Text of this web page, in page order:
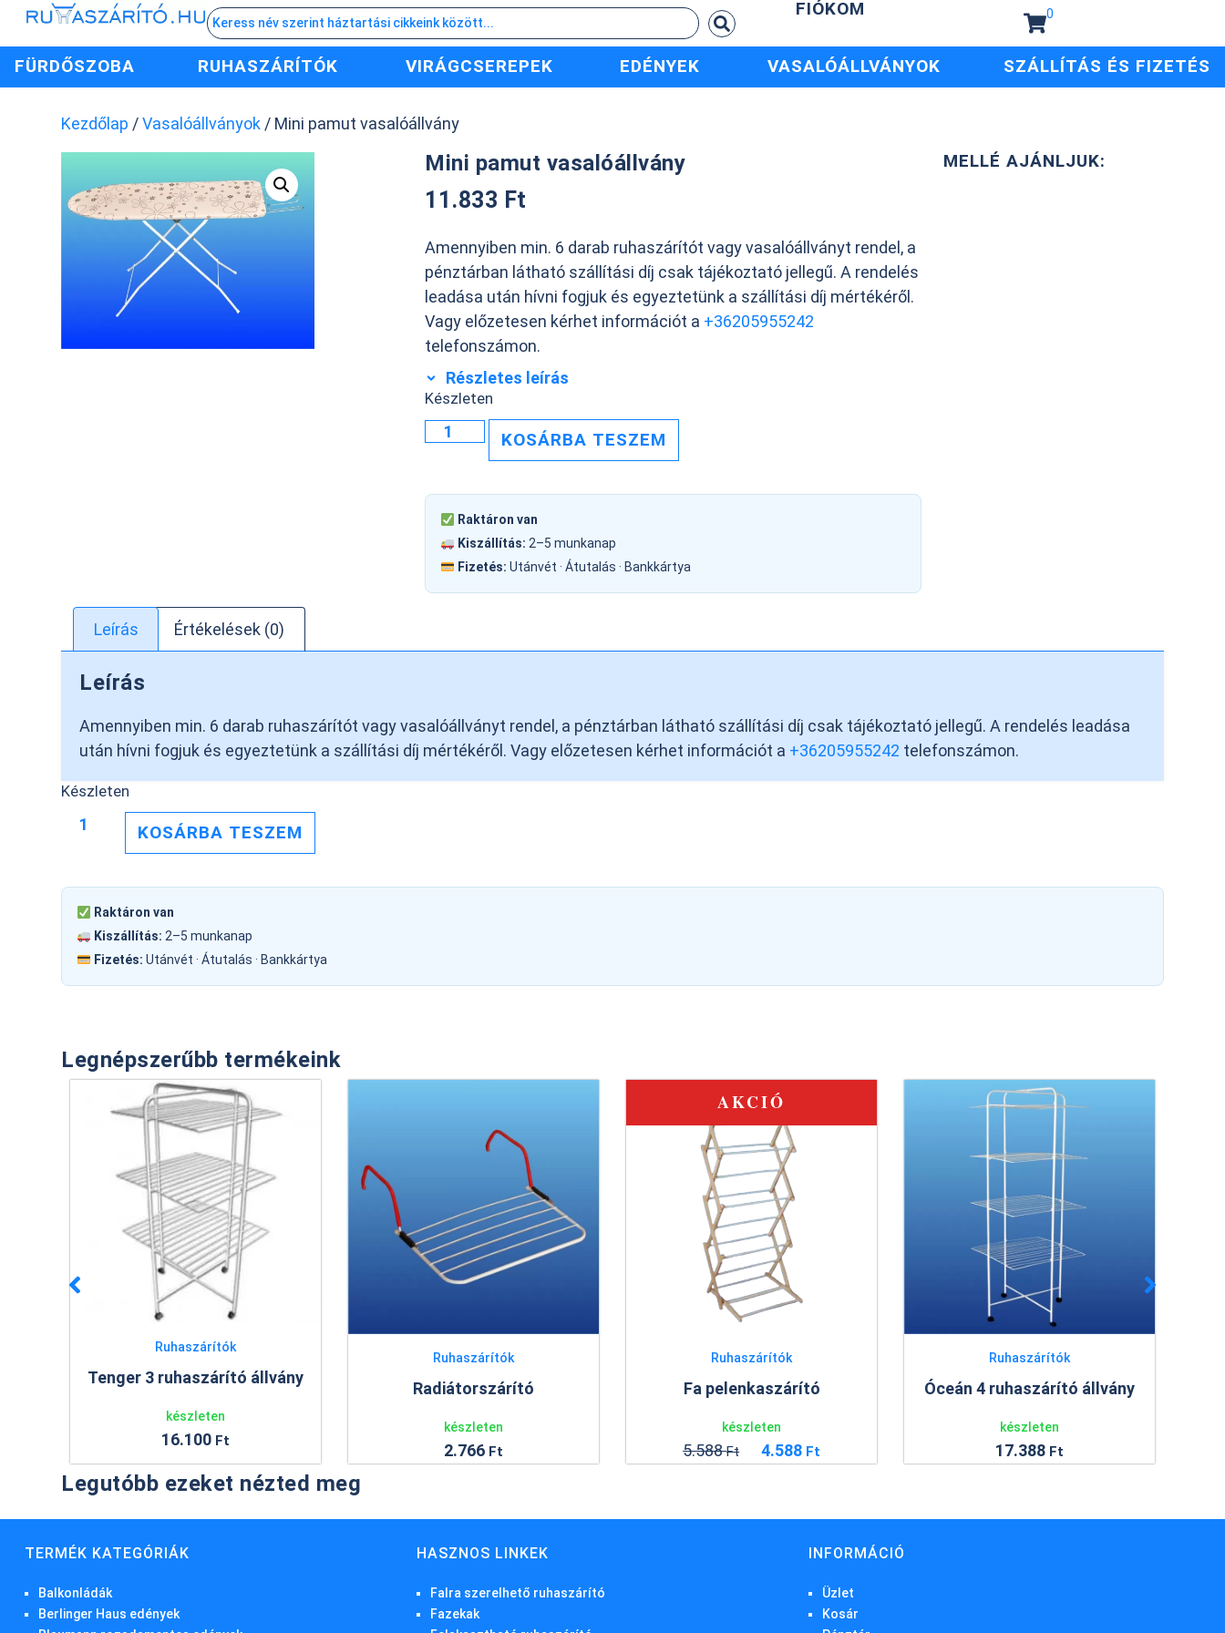
FIÓKOM 0
FÜRDŐSZOBA RUHASZÁRÍTÓK VIRÁGCSEREPEK EDÉNYEK VASALÓÁLLVÁNYOK SZÁLLÍTÁS ÉS FIZETÉS
Kezdőlap /Vasalóállványok / Mini pamut vasalóállvány
Mini pamut vasalóállvány
11.833 Ft
Amennyiben min. 6 darab ruhaszárítót vagy vasalóállványt rendel, a
pénztárban látható szállítási díj csak tájékoztató jellegű. A rendelés
leadása után hívni fogjuk és egyeztetünk a szállítási díj mértékéről.
Vagy előzetesen kérhet információt a +36205955242
telefonszámon.
Részletes leírás
Készleten
KOSÁRBA TESZEM
Raktáron van
Kiszállítás: 2–5 munkanap
Fizetés: Utánvét · Átutalás · Bankkártya
MELLÉ AJÁNLJUK:
Leírás Értékelések (0)
Leírás
Amennyiben min. 6 darab ruhaszárítót vagy vasalóállványt rendel, a pénztárban látható szállítási díj csak tájékoztató jellegű. A rendelés leadása
után hívni fogjuk és egyeztetünk a szállítási díj mértékéről. Vagy előzetesen kérhet információt a +36205955242 telefonszámon.
Készleten
KOSÁRBA TESZEM
Raktáron van
Kiszállítás: 2–5 munkanap
Fizetés: Utánvét · Átutalás · Bankkártya
Legnépszerűbb termékeink
Radiátorszárító
2.766
Ruhaszárítók
Fa pelenkaszárító
készleten
5.588 Ft
Ruhaszárítók
Óceán 4 ruhaszárító állvány
készleten
17.388Ft
Műanyag virágcserepek
Ravenna virágcserép 12 cm
készleten
146
Legutóbb ezeket nézted meg
TERMÉK KATEGÓRIÁK
Balkonládák
Berlinger Haus edények
HASZNOS LINKEK
Falra szerelhető ruhaszárító
Fazekak
INFORMÁCIÓ
Üzlet
Kosár